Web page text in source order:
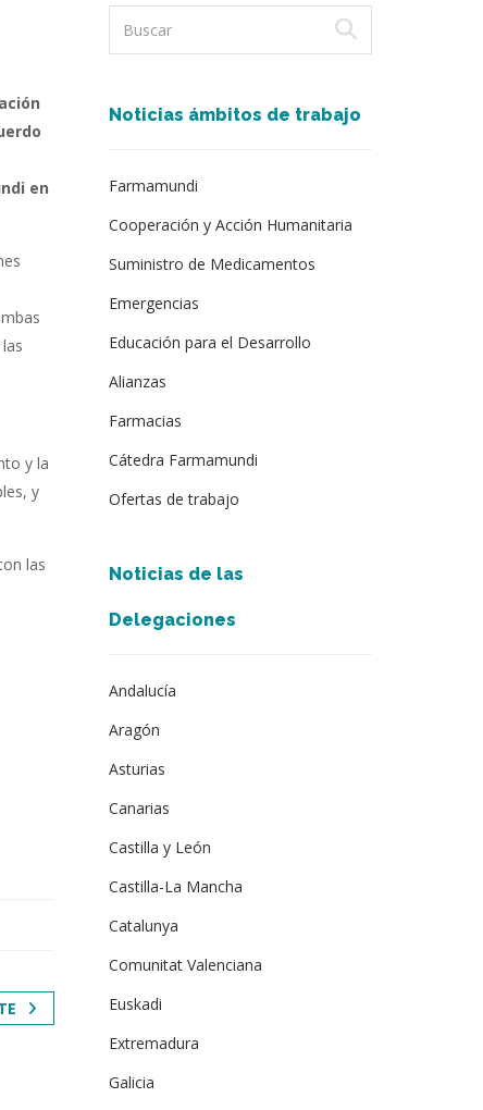
en
y la
y
las
Noticias ámbitos de trabajo
Farmamundi
Cooperación y Acción Humanitaria
Suministro de Medicamentos
Emergencias
Educación para el Desarrollo
Alianzas
Farmacias
Cátedra Farmamundi
Ofertas de trabajo
Noticias de las
Delegaciones
Andalucía
Aragón
Asturias
Canarias
Castilla y León
Castilla-La Mancha
Catalunya
Comunitat Valenciana
Euskadi
Extremadura
Galicia